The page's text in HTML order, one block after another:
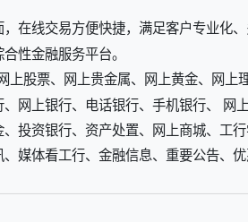
在线交易方便快捷，满足客户专业化
性金融服务平台。
股票、网上贵金属、网上黄金、网上
网上银行、电话银行、手机银行、 网上
投资银行、资产处置、网上商城、工
媒体看工行、金融信息、重要公告、